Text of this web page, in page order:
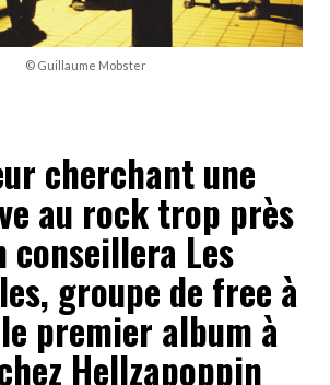
© Guillaume Mobster
cherchant une
au rock trop près
conseillera Les
groupe de free à
premier album à
Hellzapoppin